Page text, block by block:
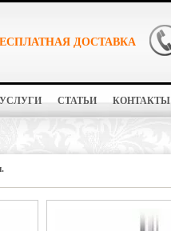
ДОСТАВКА
УСЛУГИ СТАТЬИ КОНТАКТЫ